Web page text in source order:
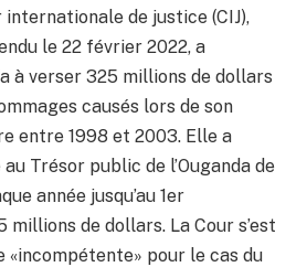
de justice (CIJ),
le 22 février 2022, a
à verser 325 millions de dollars
causés lors de son
entre 1998 et 2003. Elle a
Trésor public de l’Ouganda de
année jusqu’au 1er
de dollars. La Cour s’est
pour le cas du